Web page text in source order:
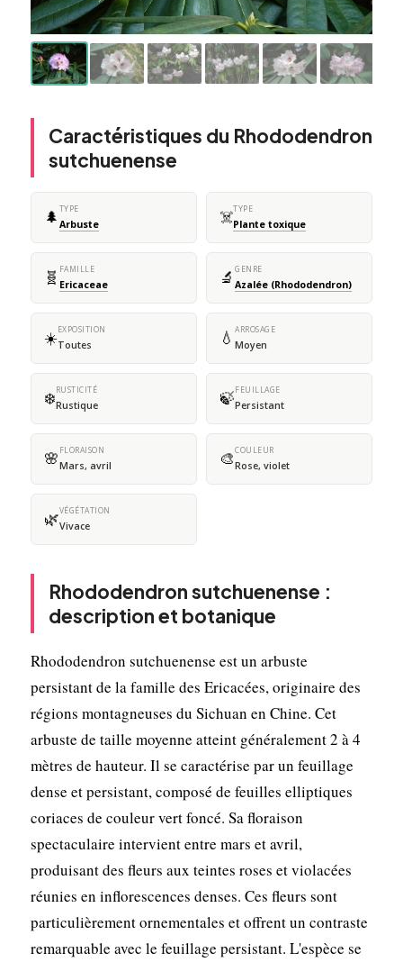
Caractéristiques du Rhododendron
sutchuenense
🌲 TYPE
Arbuste ☠️TYPE
Plante toxique
🧬 FAMILLE
Ericaceae 🔬 GENRE
Azalée (Rhododendron)
☀️EXPOSITION
Toutes 💧 ARROSAGE
Moyen
❄️RUSTICITÉ
Rustique 🍃FEUILLAGE
Persistant
🌸 FLORAISON
Mars, avril 🎨COULEUR
Rose, violet
🌿VÉGÉTATION
Vivace
Rhododendron sutchuenense :
description et botanique
Rhododendron sutchuenense est un arbuste
persistant de la famille des Ericacées, originaire des
régions montagneuses du Sichuan en Chine. Cet
arbuste de taille moyenne atteint généralement 2 à 4
mètres de hauteur. Il se caractérise par un feuillage
dense et persistant, composé de feuilles elliptiques
coriaces de couleur vert foncé. Sa floraison
spectaculaire intervient entre mars et avril,
produisant des fleurs aux teintes roses et violacées
réunies en inflorescences denses. Ces fleurs sont
particulièrement ornementales et offrent un contraste
remarquable avec le feuillage persistant. L'espèce se